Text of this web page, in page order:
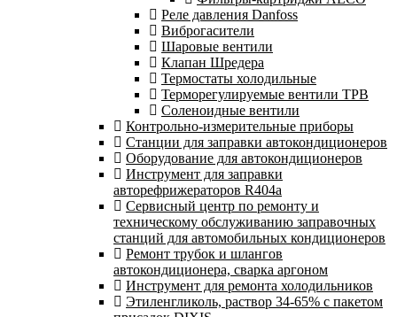
Реле давления Danfoss
Виброгасители
Шаровые вентили
Клапан Шредера
Термостаты холодильные
Терморегулируемые вентили ТРВ
Соленоидные вентили
Контрольно-измерительные приборы
Станции для заправки автокондиционеров
Оборудование для автокондиционеров
Инструмент для заправки
авторефрижераторов R404a
Сервисный центр по ремонту и
техническому обслуживанию заправочных
станций для автомобильных кондиционеров
Ремонт трубок и шлангов
автокондиционера, сварка аргоном
Инструмент для ремонта холодильников
Этиленгликоль, раствор 34-65% с пакетом